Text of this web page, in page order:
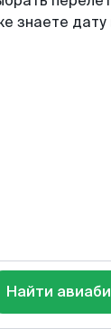
знаете
Найти